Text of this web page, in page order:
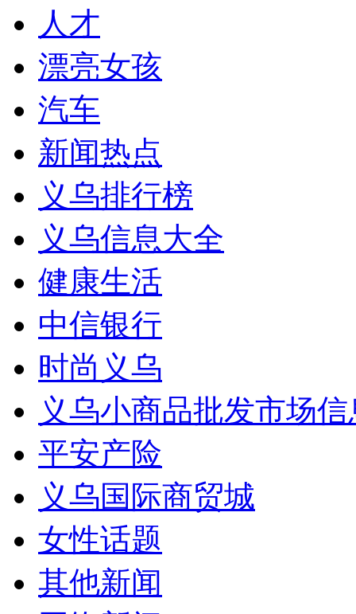
人才
漂亮女孩
汽车
新闻热点
义乌排行榜
义乌信息大全
健康生活
中信银行
时尚义乌
义乌小商品批发市场
平安产险
义乌国际商贸城
女性话题
其他新闻